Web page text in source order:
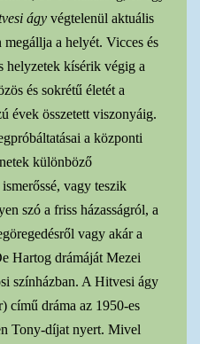
ágy végtelenül aktuális
a helyét. Vicces és
helyzetek kísérik végig a
és sokrétű életét a
évek összetett viszonyáig.
a központi
különböző
vagy teszik
szó a friss házasságról, a
vagy akár a
Hartog drámáját Mezei
színházban. A Hitvesi ágy
című dráma az 1950-es
Tony-díjat nyert. Mivel